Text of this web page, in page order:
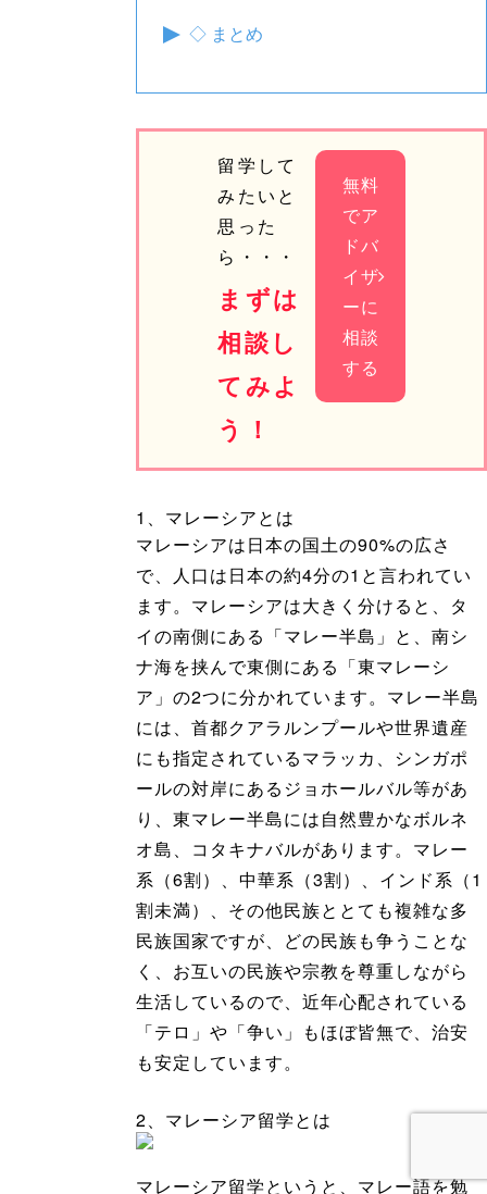
◇ まとめ
留学して
みたいと
思った
ら・・・
まずは
相談し
てみよ
う！
無料
でア
ドバ
イザ
ーに
相談
する
1、マレーシアとは
マレーシアは日本の国土の90%の広さ
で、人口は日本の約4分の1と言われてい
ます。マレーシアは大きく分けると、タ
イの南側にある「マレー半島」と、南シ
ナ海を挟んで東側にある「東マレーシ
ア」の2つに分かれています。マレー半島
には、首都クアラルンプールや世界遺産
にも指定されているマラッカ、シンガポ
ールの対岸にあるジョホールバル等があ
り、東マレー半島には自然豊かなボルネ
オ島、コタキナバルがあります。マレー
系（6割）、中華系（3割）、インド系（1
割未満）、その他民族ととても複雑な多
民族国家ですが、どの民族も争うことな
く、お互いの民族や宗教を尊重しながら
生活しているので、近年心配されている
「テロ」や「争い」もほぼ皆無で、治安
も安定しています。
2、マレーシア留学とは
マレーシア留学というと、マレー語を勉